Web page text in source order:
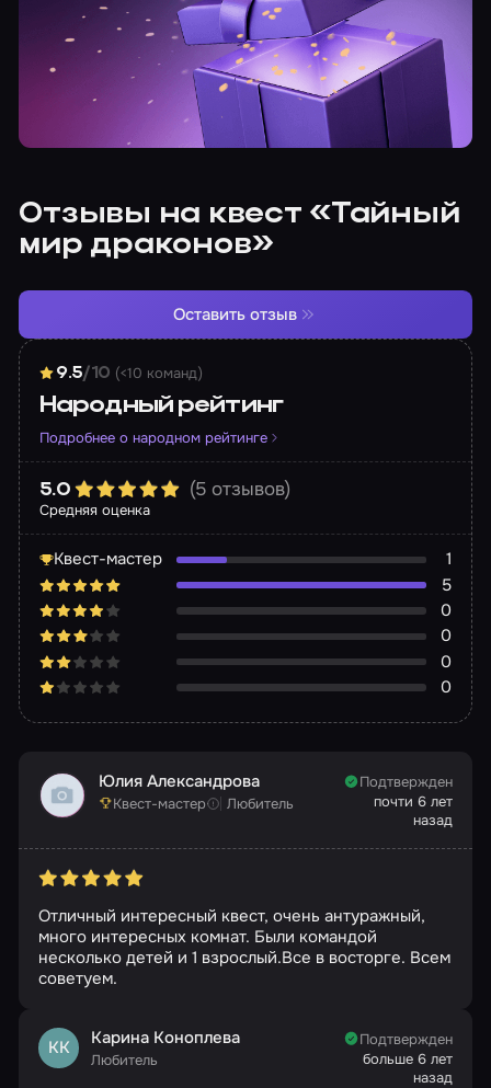
Отзывы на квест «Тайный
мир драконов»
9.5/10 (<10 команд)
Народный рейтинг
Подробнее о народном рейтинге
Средняя оценка
5.0 (5 отзывов)
Квест-мастер
1
5
0
0
0
0
Оставить отзыв
Юлия Александрова
Квест-мастер Любитель
Подтвержден
почти 6 лет
назад
Отличный интересный квест, очень антуражный,
много интересных комнат. Были командой
несколько детей и 1 взрослый.Все в восторге. Всем
советуем.
КК Карина Коноплева
Любитель
Подтвержден
больше 6 лет
назад